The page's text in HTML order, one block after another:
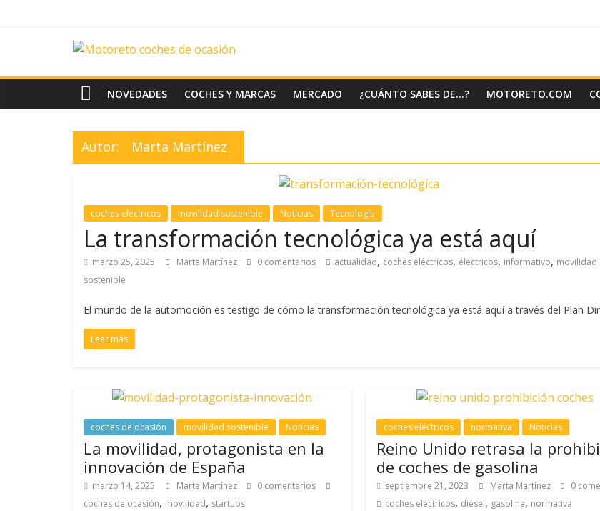
News
Motoreto
Noticias
de
coches
NOVEDADES COCHES Y MARCAS MERCADO ¿CUÁNTO SABES DE…? MOTORETO.COM
Autor: Marta Martínez
coches eléctricos movilidad sostenible Noticias Tecnología
La transformación tecnológica ya está aquí
marzo 25, 2025 Marta Martínez 0 comentarios actualidad, coches eléctricos, electricos, informativo, movilidad
sostenible
El mundo de la automoción es testigo de cómo la transformación tecnológica ya está aquí a través del Plan
Leer más
coches de ocasión movilidad sostenible Noticias
La movilidad, protagonista en la
innovación de España
marzo 14, 2025 Marta Martínez
0 comentarios
coches de ocasión, movilidad, startups
coches eléctricos normativa Noticias
Reino Unido retrasa la
de coches de gasolina
septiembre 21, 2023 Marta Martínez
0
coches eléctricos, diésel, gasolina, normativa